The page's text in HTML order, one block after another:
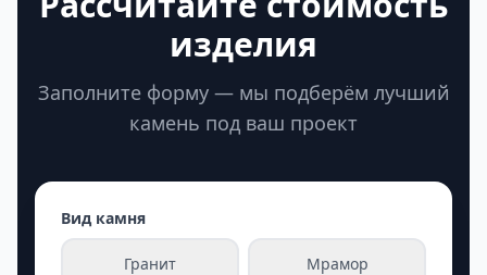
изделия
Заполните форму — мы подберём лучший
камень под ваш проект
Вид камня
Гранит Мрамор